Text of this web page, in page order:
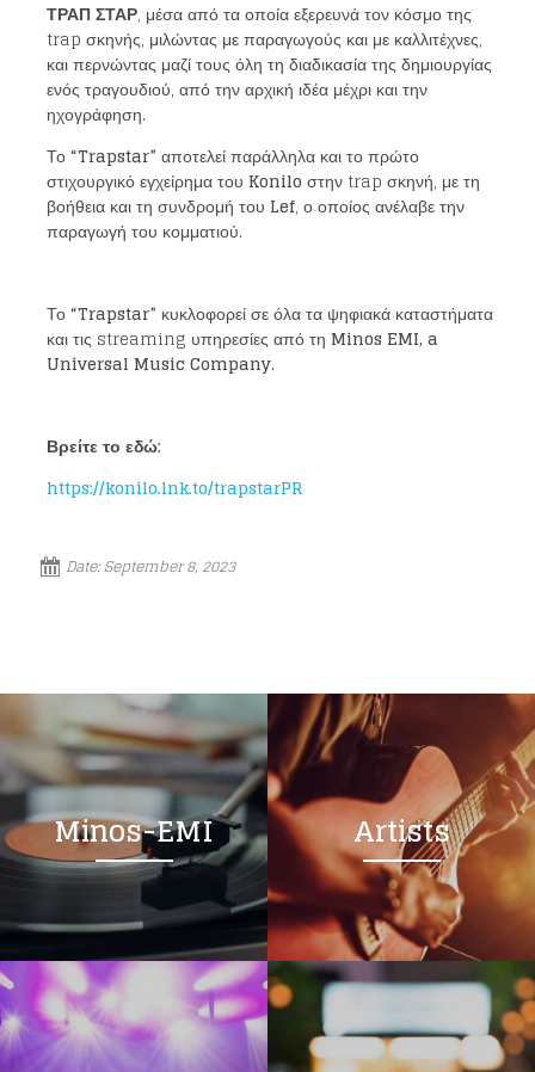
ΤΡΑΠ ΣΤΑΡ, μέσα από τα οποία εξερευνά τον κόσμο της
trap σκηνής, μιλώντας με παραγωγούς και με καλλιτέχνες,
και περνώντας μαζί τους όλη τη διαδικασία της δημιουργίας
ενός τραγουδιού, από την αρχική ιδέα μέχρι και την
ηχογράφηση.
Το“Trapstar” αποτελεί παράλληλα και το πρώτο
στιχουργικό εγχείρημα του Konilo στην trap σκηνή, με τη
βοήθεια και τη συνδρομή του Lef, ο οποίος ανέλαβε την
παραγωγή του κομματιού.
Το“Trapstar” κυκλοφορεί σε όλα τα ψηφιακά καταστήματα
και τις streaming υπηρεσίες από τη Minos EMI, a
Universal Music Company.
Βρείτε το εδώ:
https://konilo.lnk.to/trapstarPR
Date:September 8, 2023
Minos-EMI Artists